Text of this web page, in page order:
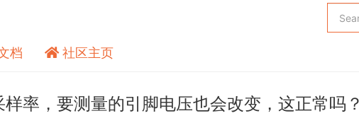
档 社区主页
率，要测量的引脚电压也会改变，这正常吗？